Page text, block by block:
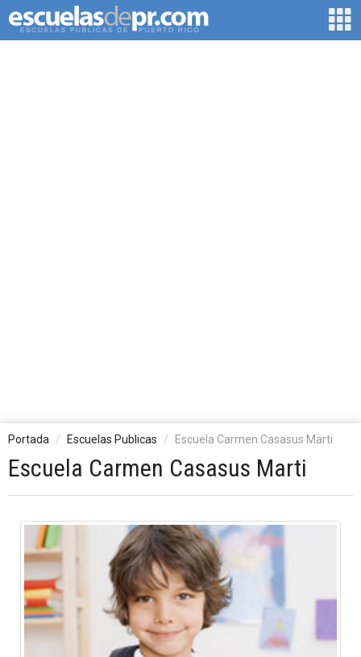
Portada Escuelas Publicas Escuela Carmen Casasus Marti
Escuela Carmen Casasus Marti